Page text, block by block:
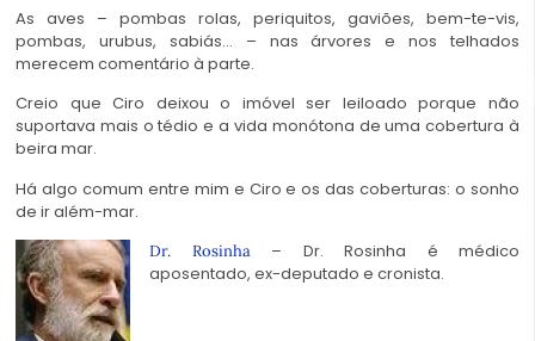
As aves – pombas rolas, periquitos, gaviões, bem-te-vis,
pombas, urubus, sabiás… – nas árvores e nos telhados
merecem comentário à parte.
Creio que Ciro deixou o imóvel ser leiloado porque não
suportava mais o tédio e a vida monótona de uma cobertura à
beira mar.
Há algo comum entre mim e Ciro e os das coberturas: o sonho
de ir além-mar.
Dr. Rosinha– Dr. Rosinha é médico
aposentado, ex-deputado e cronista.